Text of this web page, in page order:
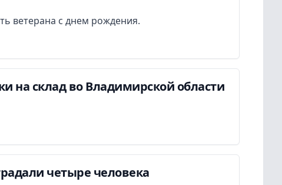
ветерана с днем рождения.
на склад во Владимирской области
четыре человека